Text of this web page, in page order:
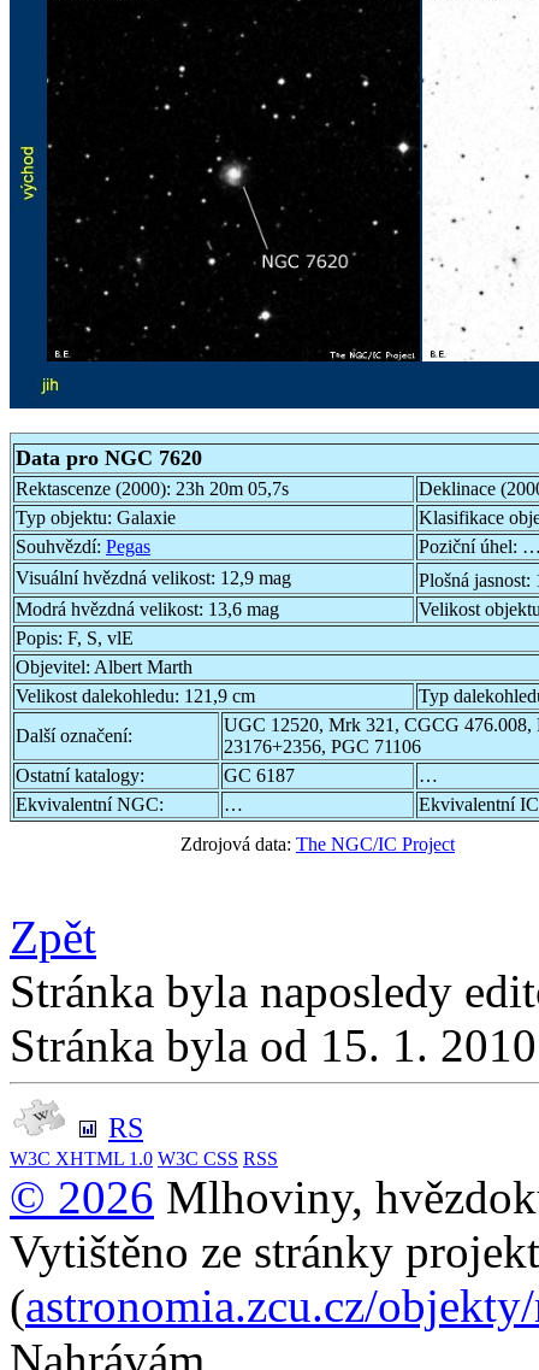
Data pro NGC 7620
Rektascenze (2000): 23h 20m 05,7s
Deklinace
Typ objektu: Galaxie
Klasifikace
Souhvězdí: Pegas Poziční úhel: …
Visuální hvězdná velikost: 12,9 mag Plošná jasnost:
Modrá hvězdná velikost: 13,6 mag
Velikost
Popis: F, S, vlE
Objevitel: Albert Marth
Velikost dalekohledu: 121,9 cm
Typ
Další označení:
UGC 12520, Mrk 321, CGCG
23176+2356, PGC 71106
Ostatní katalogy:
GC 6187
…
Ekvivalentní NGC:
…
Ekvivalentní
Zdrojová data: The NGC/IC Project
Zpět
Stránka byla naposledy
Stránka byla od 15. 1.
RS
W3C XHTML 1.0 W3C CSS RSS
© 2026 Mlhoviny,
Vytištěno ze stránky
(astronomia.zcu.cz/
Nahrávám...